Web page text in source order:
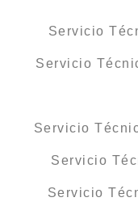
Servicio
Servicio
Servicio
Servicio
Servicio